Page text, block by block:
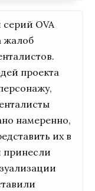
OVA
жалоб
проекта
намеренно,
их в
принесли